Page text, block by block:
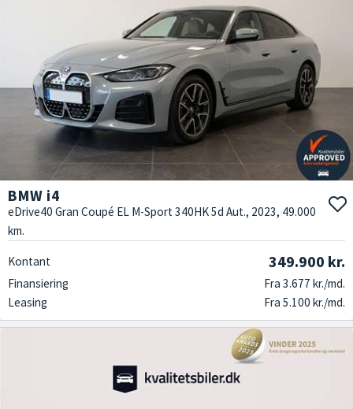
BMW i4
eDrive40 Gran Coupé EL M-Sport 340HK 5d Aut., 2023, 49.000
km.
Kontant 349.900 kr.
Finansiering
Fra 3.677 kr./md.
Leasing
Fra 5.100 kr./md.